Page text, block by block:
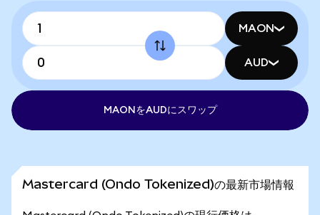
MAON
AUD
MAONをAUDにスワップ
Mastercard (Ondo Tokenized)の最新市場情報